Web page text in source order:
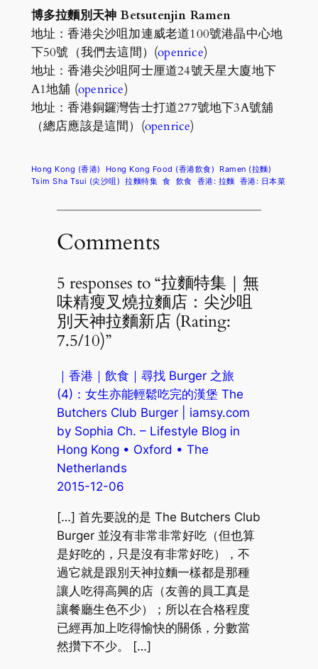
博多拉麵別天神 Betsutenjin Ramen
地址：香港尖沙咀加連威老道100號港晶中心地
下50號（我們去這間）(openrice)
地址：香港尖沙咀阿士厘道24號天星大廈地下
A1地舖 (openrice)
地址：香港銅鑼灣告士打道277號地下3A號舖
（總店應該是這間）(openrice)
Hong Kong (香港) Hong Kong Food (香港飲食)
Ramen (拉麵)
Tsim Sha Tsui (尖沙咀) 拉麵特集 食 飲食 香港: 拉麵 香港: 日本菜
Comments
5 responses to “拉麵特集｜無
味精瘦叉燒拉麵店：尖沙咀
別天神拉麵新店 (Rating:
7.5/10)”
｜香港｜飲食｜尋找 Burger 之旅
(4)：女生亦能輕鬆吃完的漢堡 The
Butchers Club Burger | iamsy.com
by Sophia Ch. – Lifestyle Blog in
Hong Kong • Oxford • The
Netherlands
2015-12-06
[…] 首先要說的是 The Butchers Club
Burger 並沒有非常非常好吃（但也算
是好吃的，只是沒有非常好吃），不
過它就是跟別天神拉麵一樣都是那種
讓人吃得高興的店（友善的員工真是
讓餐廳生色不少）；所以在合格程度
已經再加上吃得愉快的關係，分數當
然攢下不少。 […]